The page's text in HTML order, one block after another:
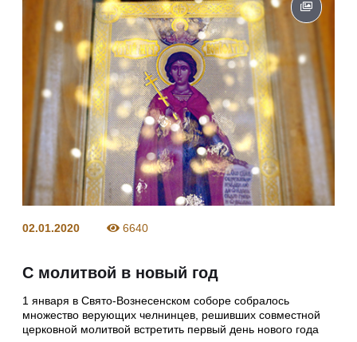
02.01.2020 6640
С молитвой в новый год
1 января в Свято-Вознесенском соборе собралось
множество верующих челнинцев, решивших совместной
церковной молитвой встретить первый день нового года